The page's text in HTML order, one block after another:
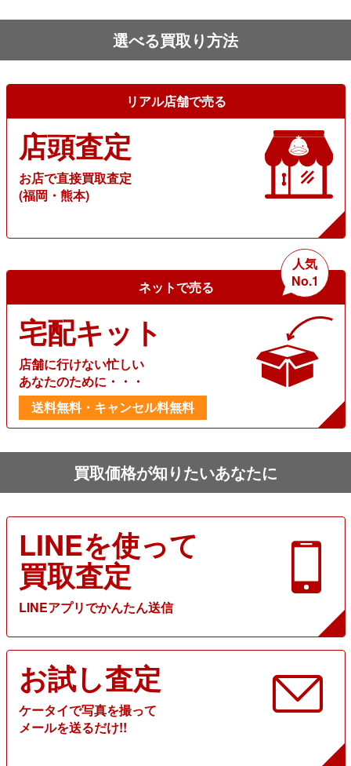
選べる買取り方法
リアル店舗で売る
店頭査定
お店で直接買取査定
(福岡・熊本)
ネットで売る
人気
No.1
宅配キット
店舗に行けない忙しい
あなたのために・・・
送料無料・キャンセル料無料
買取価格が知りたいあなたに
LINEを使って
買取査定
LINEアプリでかんたん送信
お試し査定
ケータイで写真を撮って
メールを送るだけ!!